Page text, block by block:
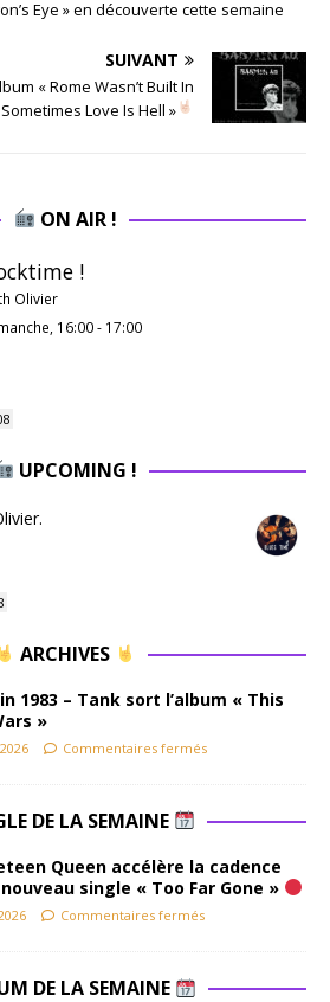
Eye » en découverte cette semaine
SUIVANT
« Rome Wasn’t Built In
Love Is Hell »
ON AIR !
!
Olivier
16:00- 17:00
UPCOMING !
ARCHIVES
1983 – Tank sort l’album « This
»
Commentaires fermés
DE LA SEMAINE
Queen accélère la cadence
single « Too Far Gone »
Commentaires fermés
DE LA SEMAINE